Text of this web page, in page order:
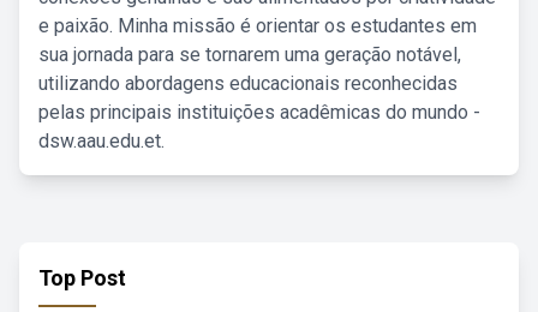
e paixão. Minha missão é orientar os estudantes em
sua jornada para se tornarem uma geração notável,
utilizando abordagens educacionais reconhecidas
pelas principais instituições acadêmicas do mundo -
dsw.aau.edu.et.
Top Post